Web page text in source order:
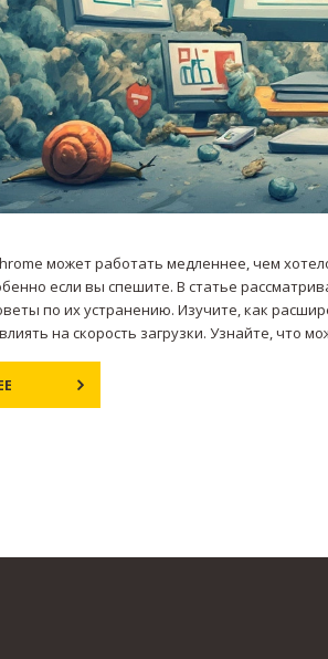
может работать медленнее, чем
если вы спешите. В статье
по их устранению. Изучите, как
на скорость загрузки. Узнайте, что